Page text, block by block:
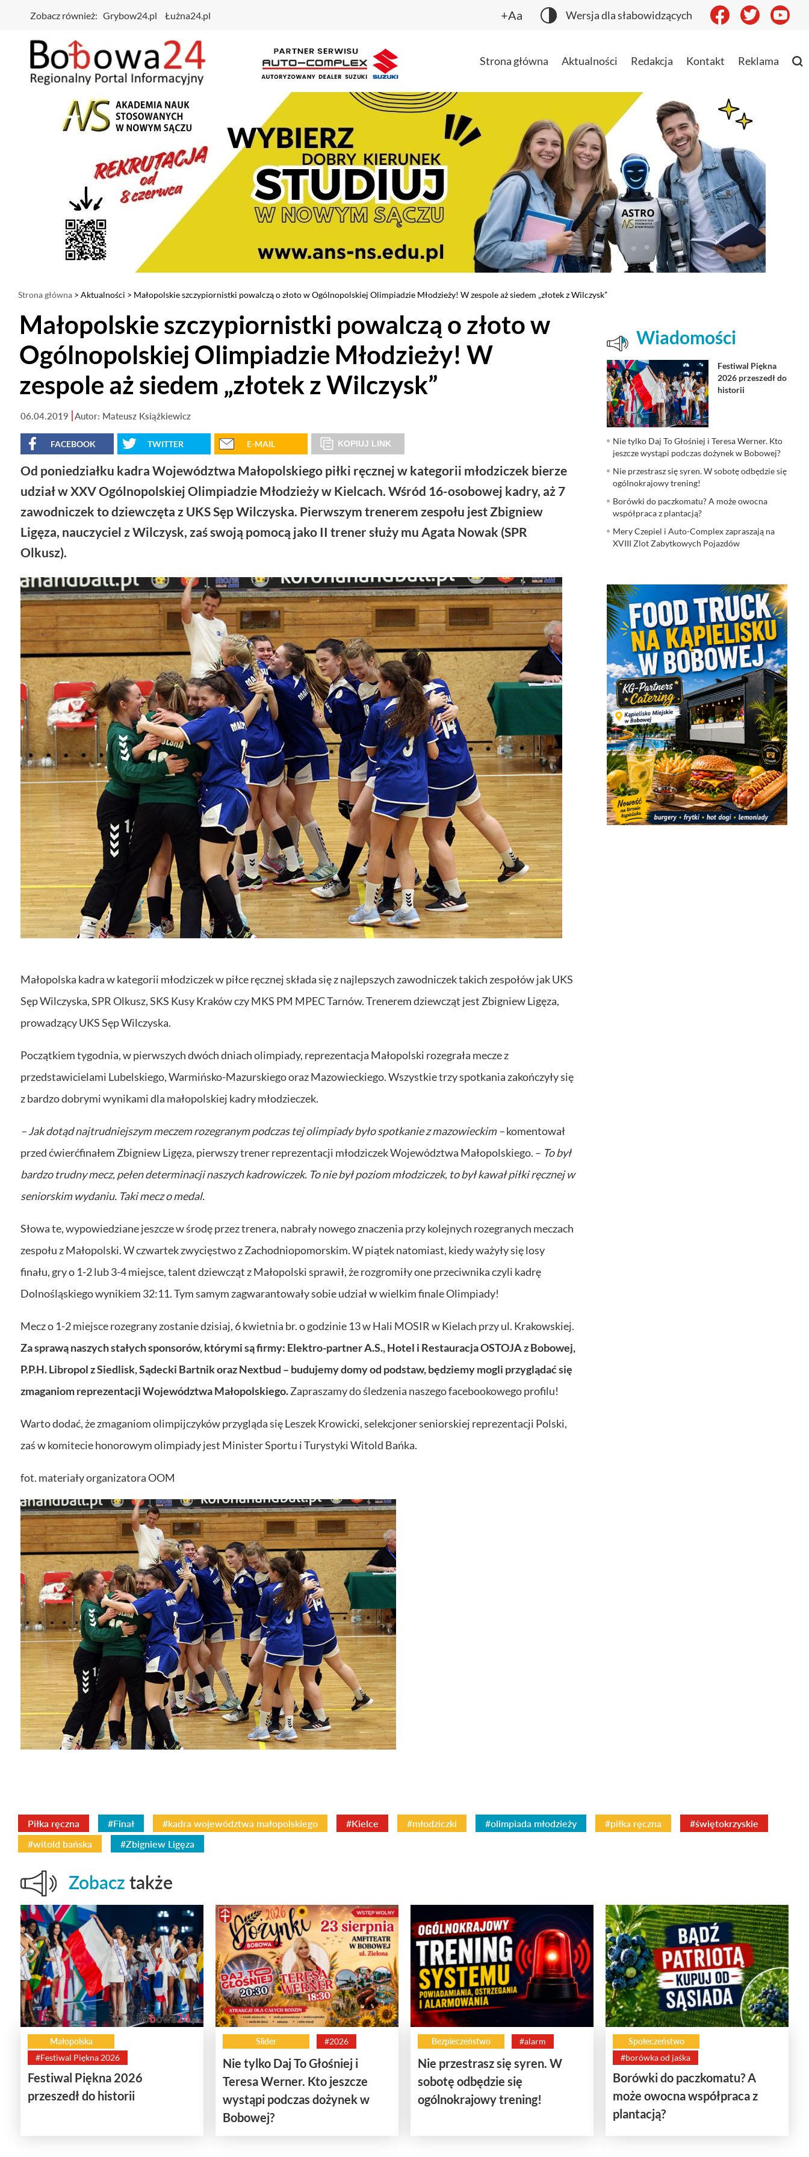
Zobacz również: Grybow24.pl Łużna24.pl +Aa Wersja dla słabowidzących
Strona główna Aktualności Redakcja Kontakt Reklama
Strona główna > Aktualności > Małopolskie szczypiornistki powalczą o złoto w Ogólnopolskiej Olimpiadzie Młodzieży! W zespole aż siedem „złotek z Wilczysk”
Małopolskie szczypiornistki powalczą o złoto w
Ogólnopolskiej Olimpiadzie Młodzieży! W
zespole aż siedem „złotek z Wilczysk”
06.04.2019 Autor: Mateusz Książkiewicz
FACEBOOK TWITTER E-MAIL KOPIUJ LINK
Od poniedziałku kadra Województwa Małopolskiego piłki ręcznej w kategorii młodziczek bierze
udział w XXV Ogólnopolskiej Olimpiadzie Młodzieży w Kielcach. Wśród 16-osobowej kadry, aż 7
zawodniczek to dziewczęta z UKS Sęp Wilczyska. Pierwszym trenerem zespołu jest Zbigniew
Ligęza, nauczyciel z Wilczysk, zaś swoją pomocą jako II trener służy mu Agata Nowak (SPR
Olkusz).
Małopolska kadra w kategorii młodziczek w piłce ręcznej składa się z najlepszych zawodniczek takich zespołów jak UKS
Sęp Wilczyska, SPR Olkusz, SKS Kusy Kraków czyMKS PM MPEC Tarnów. Trenerem dziewcząt jest Zbigniew Ligęza,
prowadzący UKS Sęp Wilczyska.
Początkiem tygodnia, w pierwszych dwóch dniach olimpiady, reprezentacja Małopolski rozegrała mecze z
przedstawicielami Lubelskiego, Warmińsko-Mazurskiego oraz Mazowieckiego. Wszystkie trzy spotkania zakończyły się
z bardzo dobrymi wynikami dla małopolskiej kadry młodzieczek.
– Jak dotąd najtrudniejszym meczem rozegranym podczas tej olimpiady było spotkanie z mazowieckim –komentował
przed ćwierćfinałem Zbigniew Ligęza, pierwszy trener reprezentacji młodziczek Województwa Małopolskiego. – To był
bardzo trudny mecz, pełen determinacji naszych kadrowiczek. To nie był poziom młodziczek, to był kawał piłki ręcznej w
seniorskim wydaniu. Taki mecz o medal.
Słowa te, wypowiedziane jeszcze w środę przez trenera, nabrały nowego znaczenia przy kolejnych rozegranych meczach
zespołu z Małopolski. W czwartek zwycięstwo z Zachodniopomorskim. W piątek natomiast, kiedy ważyły się losy
finału, gry o 1-2 lub 3-4 miejsce, talent dziewcząt z Małopolski sprawił, że rozgromiły one przeciwnika czyli kadrę
Dolnośląskiego wynikiem 32:11. Tym samym zagwarantowały sobie udział w wielkim finale Olimpiady!
Mecz o 1-2 miejsce rozegrany zostanie dzisiaj, 6 kwietnia br. o godzinie 13 w Hali MOSIR w Kielach przy ul. Krakowskiej.
Za sprawą naszych stałych sponsorów, którymi są firmy: Elektro-partner A.S., Hotel i Restauracja OSTOJA z Bobowej,
P.P.H. Libropol z Siedlisk, Sądecki Bartnik oraz Nextbud – budujemy domy od podstaw, będziemy mogli przyglądać się
zmaganiom reprezentacji Województwa Małopolskiego.Zapraszamy do śledzenia naszego facebookowego profilu!
Warto dodać, że zmaganiom olimpijczyków przygląda się Leszek Krowicki, selekcjoner seniorskiej reprezentacji Polski,
zaś w komitecie honorowym olimpiady jest Minister Sportu i Turystyki Witold Bańka.
fot. materiały organizatora OOM
Wiadomości
Festiwal Piękna
2026 przeszedł do
historii
Nie tylko Daj To Głośniej i Teresa Werner. Kto
jeszcze wystąpi podczas dożynek w Bobowej?
Nie przestrasz się syren. W sobotę odbędzie się
ogólnokrajowy trening!
Borówki do paczkomatu? A może owocna
współpraca z plantacją?
Mery Czepiel i Auto-Complex zapraszają na
XVIII Zlot Zabytkowych Pojazdów
Piłka ręczna #Finał #kadra województwa małopolskiego #Kielce #młodziczki #olimpiada młodzieży #piłka ręczna
#świętokrzyskie
#witold bańska
#Zbigniew Ligęza
Zobacz także
Małopolska
#Festiwal Piękna 2026
Festiwal Piękna 2026
przeszedł do historii
Slider #2026
Nie tylko Daj To Głośniej i
Teresa Werner. Kto jeszcze
wystąpi podczas dożynek w
Bobowej?
Bezpieczeństwo #alarm
Nie przestrasz się syren. W
sobotę odbędzie się
ogólnokrajowy trening!
Społeczeństwo
#borówka od jaśka
Borówki do paczkomatu? A
może owocna współpraca z
plantacją?